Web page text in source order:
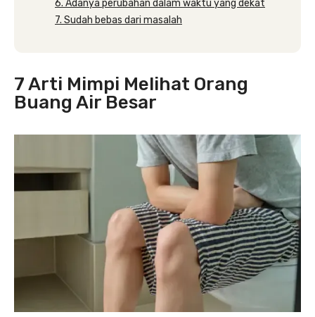
6. Adanya perubahan dalam waktu yang dekat
7. Sudah bebas dari masalah
7 Arti Mimpi Melihat Orang
Buang Air Besar